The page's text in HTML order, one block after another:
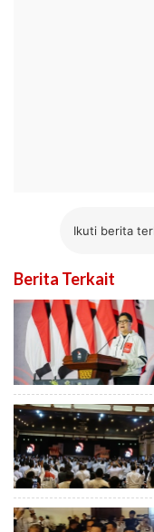
Ikuti berita
Berita Terkait